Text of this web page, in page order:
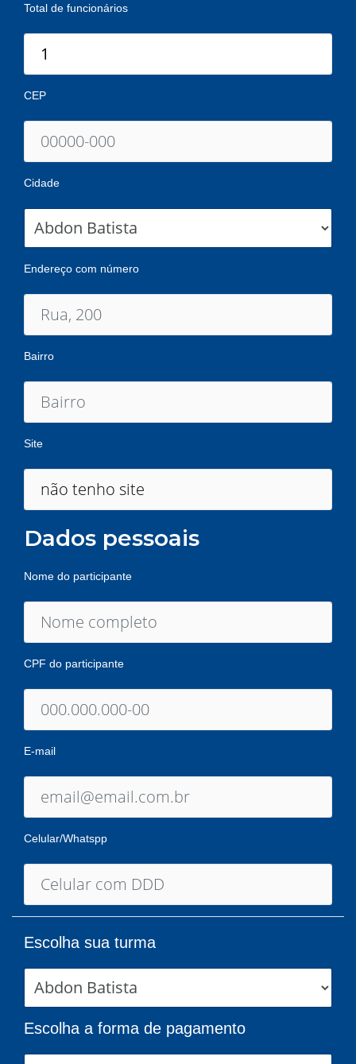
Total de funcionários
CEP
Cidade
Endereço com número
Bairro
Site
Dados pessoais
Nome do participante
CPF do participante
E-mail
Celular/Whatspp
Escolha sua turma
Escolha a forma de pagamento